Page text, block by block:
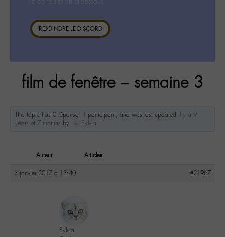
REJOINDRE LE DISCORD
film de fenêtre – semaine 3
This topic has 0 réponse, 1 participant, and was last updated il y a 9
years et 7 months by Sylvia.
Auteur Articles
3 janvier 2017 à 13:40 #21967
Sylvia